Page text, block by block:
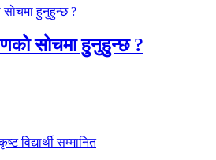
साेचमा हुनुहुन्छ ?